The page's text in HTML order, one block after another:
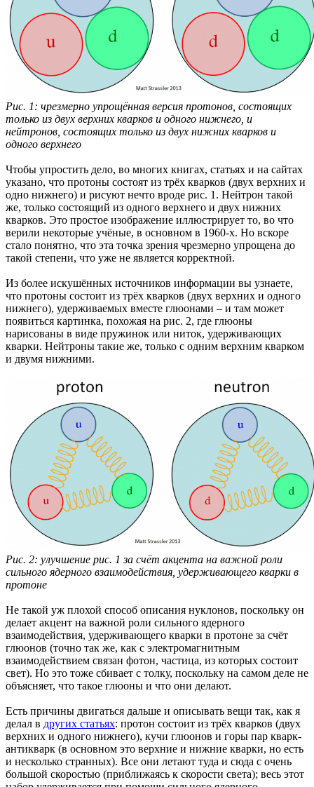
Рис. 1: чрезмерно упрощённая версия протонов, состоящих
только из двух верхних кварков и одного нижнего, и
нейтронов, состоящих только из двух нижних кварков и
одного верхнего
Чтобы упростить дело, во многих книгах, статьях и на сайтах
указано, что протоны состоят из трёх кварков (двух верхних и
одно нижнего) и рисуют нечто вроде рис. 1. Нейтрон такой
же, только состоящий из одного верхнего и двух нижних
кварков. Это простое изображение иллюстрирует то, во что
верили некоторые учёные, в основном в 1960-х. Но вскоре
стало понятно, что эта точка зрения чрезмерно упрощена до
такой степени, что уже не является корректной.
Из более искушённых источников информации вы узнаете,
что протоны состоит из трёх кварков (двух верхних и одного
нижнего), удерживаемых вместе глюонами – и там может
появиться картинка, похожая на рис. 2, где глюоны
нарисованы в виде пружинок или ниток, удерживающих
кварки. Нейтроны такие же, только с одним верхним кварком
и двумя нижними.
Рис. 2: улучшение рис. 1 за счёт акцента на важной роли
сильного ядерного взаимодействия, удерживающего кварки в
протоне
Не такой уж плохой способ описания нуклонов, поскольку он
делает акцент на важной роли сильного ядерного
взаимодействия, удерживающего кварки в протоне за счёт
глюонов (точно так же, как с электромагнитным
взаимодействием связан фотон, частица, из которых состоит
свет). Но это тоже сбивает с толку, поскольку на самом деле не
объясняет, что такое глюоны и что они делают.
Есть причины двигаться дальше и описывать вещи так, как я
делал в других статьях: протон состоит из трёх кварков (двух
верхних и одного нижнего), кучи глюонов и горы пар кварк-
антикварк (в основном это верхние и нижние кварки, но есть
и несколько странных). Все они летают туда и сюда с очень
большой скоростью (приближаясь к скорости света); весь этот